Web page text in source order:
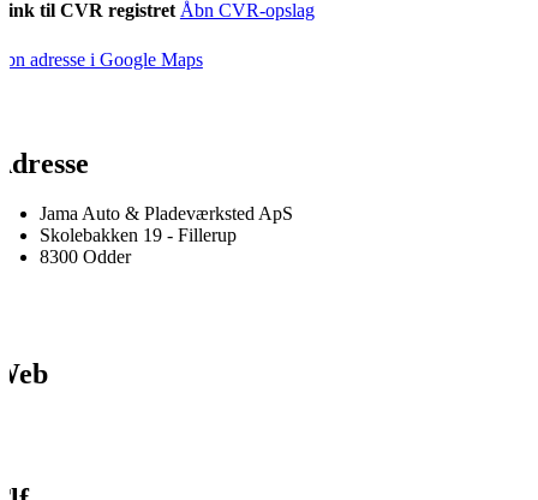
til CVR registret Åbn CVR-opslag
adresse i Google Maps
Jama Auto & Pladeværksted ApS
Skolebakken 19 - Fillerup
8300 Odder